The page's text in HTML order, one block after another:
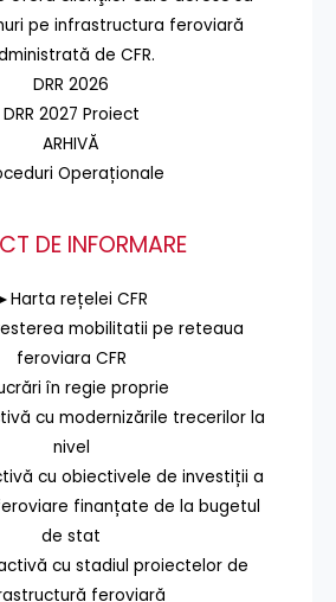
pe infrastructura feroviară
de CFR.
DRR 2026
DRR 2027 Proiect
ARHIVĂ
Operaționale
DE INFORMARE
rețelei CFR
mobilitatii pe reteaua
feroviara CFR
în regie proprie
cu modernizările trecerilor la
nivel
cu obiectivele de investiții a
finanțate de la bugetul
de stat
cu stadiul proiectelor de
feroviară